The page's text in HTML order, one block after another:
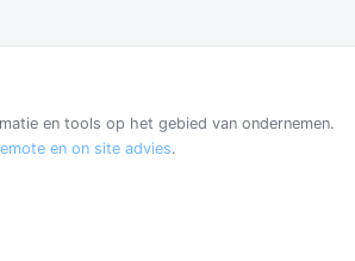
en tools op het gebied van ondernemen.
en on site advies.